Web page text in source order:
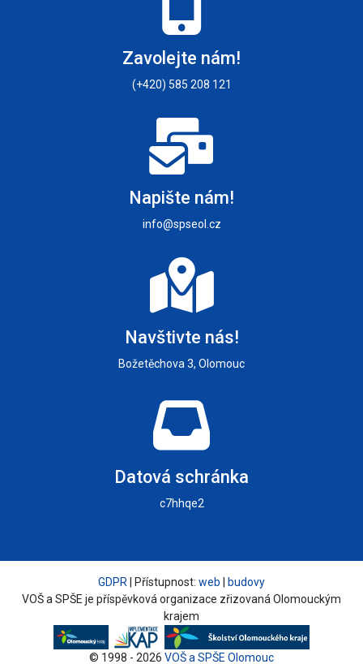
Zavolejte nám!
(+420) 585 208 121
Napište nám!
info@spseol.cz
Navštivte nás!
Božetěchova 3, Olomouc
Datová schránka
c7hhqe2
© 1998 - 2026 VOŠ a SPŠE Olomouc
VOŠ a SPŠE je příspěvková organizace zřizovaná Olomouckým
krajem
GDPR | Přístupnost: web | budovy